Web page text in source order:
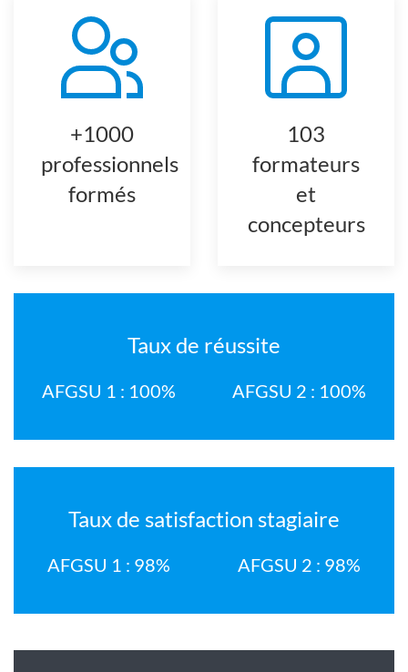
+1000
professionnels
formés
103
formateurs
et
concepteurs
Taux de réussite
AFGSU 1 : 100% AFGSU 2 : 100%
Taux de satisfaction stagiaire
AFGSU 1 : 98% AFGSU 2 : 98%